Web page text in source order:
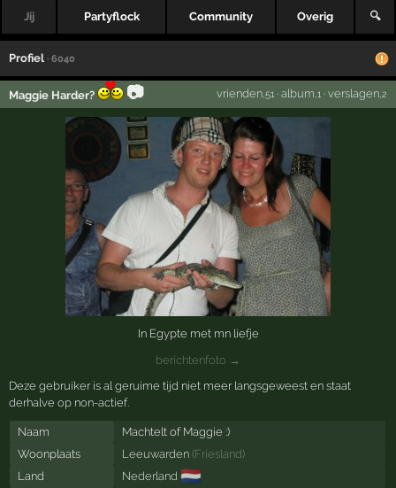
Jij Partyflock Community Overig 🔍
Profiel · 6040
Maggie Harder? 📷 vrienden,51· album ,1· verslagen,2
In Egypte met mn liefje
berichtenfoto →
Deze gebruiker is al geruime tijd niet meer langsgeweest en staat
derhalve op non-actief.
Naam
Machtelt of Maggie :)
Woonplaats
Leeuwarden (Friesland)
Land
Nederland 🇳🇱